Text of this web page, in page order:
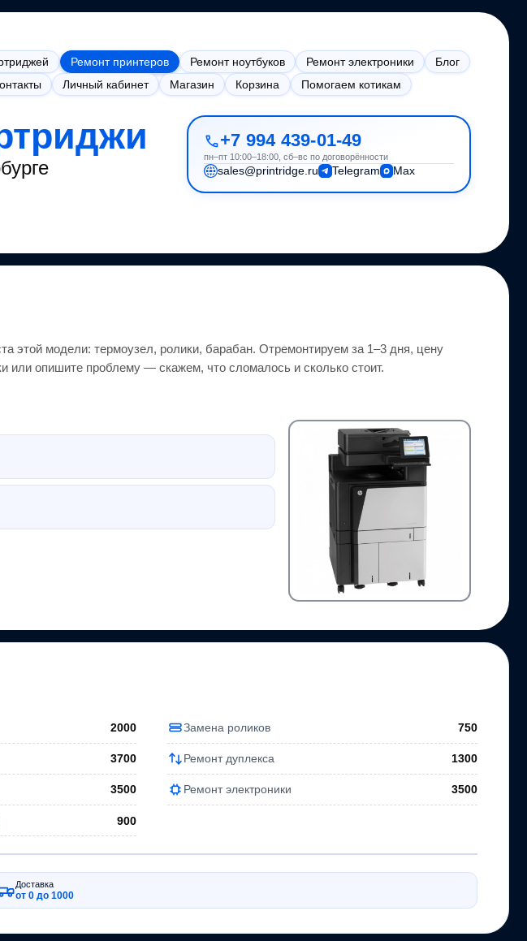
Ремонт принтеров Ремонт ноутбуков Ремонт электроники
Блог
Личный кабинет Магазин Корзина Помогаем котикам
+7 994 439-01-49
пн–пт 10:00–18:00, сб–вс по договорённости
sales@printridge.ru Telegram Max
этой модели: термоузел, ролики, барабан. Отремонтируем за 1–3 дня, цену
или опишите проблему — скажем, что сломалось и сколько стоит.
2000 Замена роликов 750
3700 Ремонт дуплекса 1300
3500 Ремонт электроники 3500
900
Доставка
от 0 до 1000